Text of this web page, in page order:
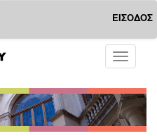
ΕΙΣΟΔΟΣ
Toggle